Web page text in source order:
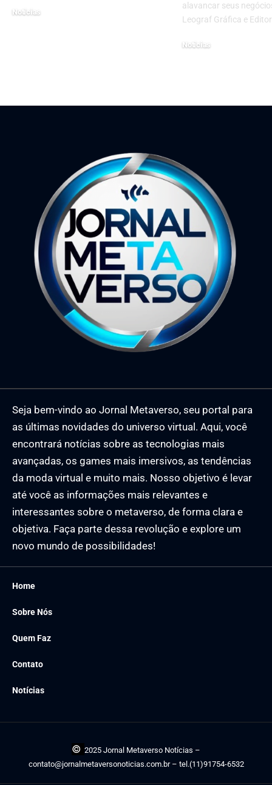
Notícias
alavancar seus
Leograf Gráfica e
Notícias
Seja bem-vindo ao Jornal Metaverso, seu portal para
as últimas novidades do universo virtual. Aqui, você
encontrará notícias sobre as tecnologias mais
avançadas, os games mais imersivos, as tendências
da moda virtual e muito mais. Nosso objetivo é levar
até você as informações mais relevantes e
interessantes sobre o metaverso, de forma clara e
objetiva. Faça parte dessa revolução e explore um
novo mundo de possibilidades!
Home
Sobre Nós
Quem Faz
Contato
Notícias
© 2025 Jornal Metaverso Notícias –
contato@jornalmetaversonoticias.com.br– tel.(11)91754-6532